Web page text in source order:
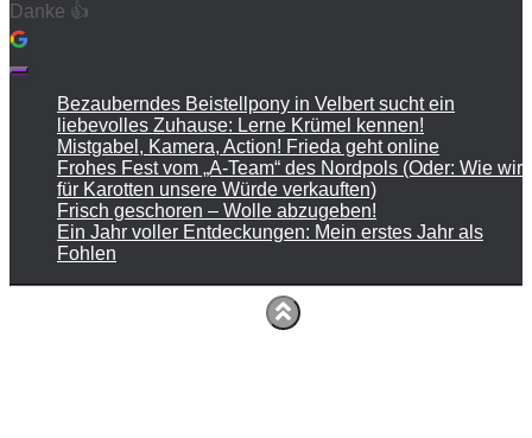
Danke 👍
Bezauberndes Beistellpony in Velbert sucht ein
liebevolles Zuhause: Lerne Krümel kennen!
Mistgabel, Kamera, Action! Frieda geht online
Frohes Fest vom „A-Team“ des Nordpols (Oder: Wie wir
für Karotten unsere Würde verkauften)
Frisch geschoren – Wolle abzugeben!
Ein Jahr voller Entdeckungen: Mein erstes Jahr als
Fohlen